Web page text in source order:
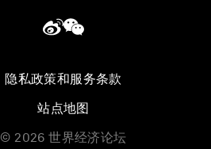
隐私政策和服务条款
站点地图
© 2026 世界经济论坛